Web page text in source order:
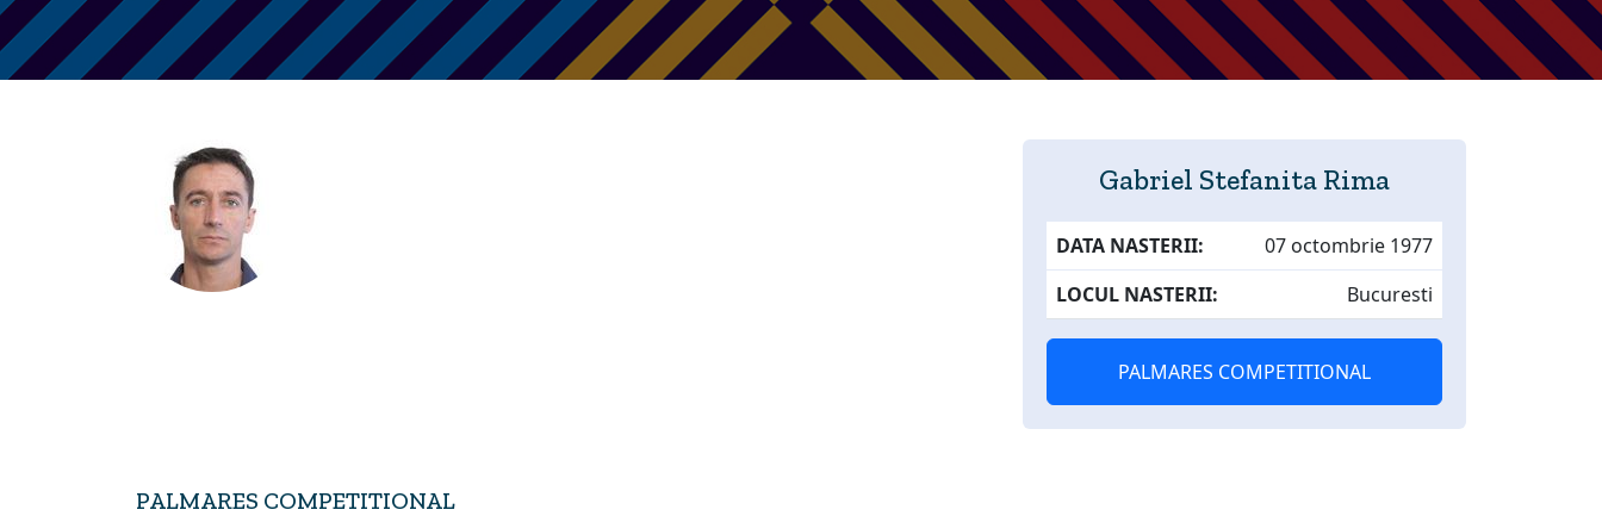
Gabriel Stefanita Rima
DATA NASTERII:
07 octombrie 1977
LOCUL NASTERII:
Bucuresti
PALMARES COMPETITIONAL
PALMARES COMPETITIONAL